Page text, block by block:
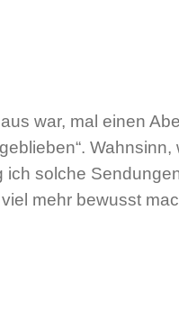
war, mal einen
solche
mehr bewusst